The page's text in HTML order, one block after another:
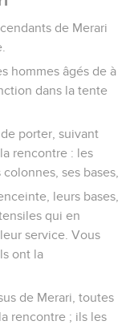
de Merari
hommes âgés de à
dans la tente
porter, suivant
rencontre : les
ses bases,
leurs bases,
qui en
service. Vous
ont la
de Merari, toutes
rencontre ; ils les